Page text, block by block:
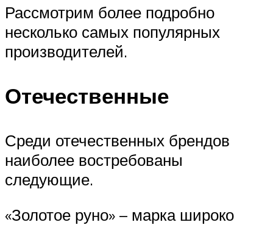
Рассмотрим более подробно
несколько самых популярных
производителей.
Отечественные
Среди отечественных брендов
наиболее востребованы
следующие.
«Золотое руно» – марка широко